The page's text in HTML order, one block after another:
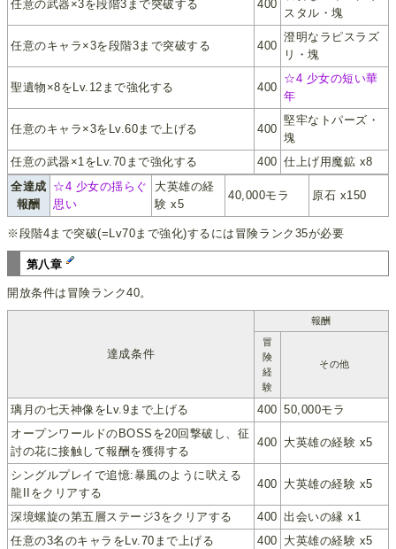
任意の武器×3を段階3まで突破する 400
スタル・塊
任意のキャラ×3を段階3まで突破する 400
澄明なラピスラズ
リ・塊
聖遺物×8をLv.12まで強化する 400
☆4 少女の短い華
年
任意のキャラ×3をLv.60まで上げる 400
堅牢なトパーズ・
塊
任意の武器×1をLv.70まで強化する
400 仕上げ用魔鉱 x8
全達成
報酬
☆4 少女の揺らぐ
思い
大英雄の経
験 x5
40,000モラ 原石 x150
※段階4まで突破(=Lv70まで強化)するには冒険ランク35が必要
第八章
開放条件は冒険ランク40。
達成条件
報酬
冒
険
経
験
その他
璃月の七天神像をLv.9まで上げる 400 50,000モラ
オープンワールドのBOSSを20回撃破し、征
討の花に接触して報酬を獲得する
400 大英雄の経験 x5
シングルプレイで追憶:暴風のように吠える
龍IIをクリアする
400 大英雄の経験 x5
深境螺旋の第五層ステージ3をクリアする 400 出会いの縁 x1
任意の3名のキャラをLv.70まで上げる
400 大英雄の経験 x5